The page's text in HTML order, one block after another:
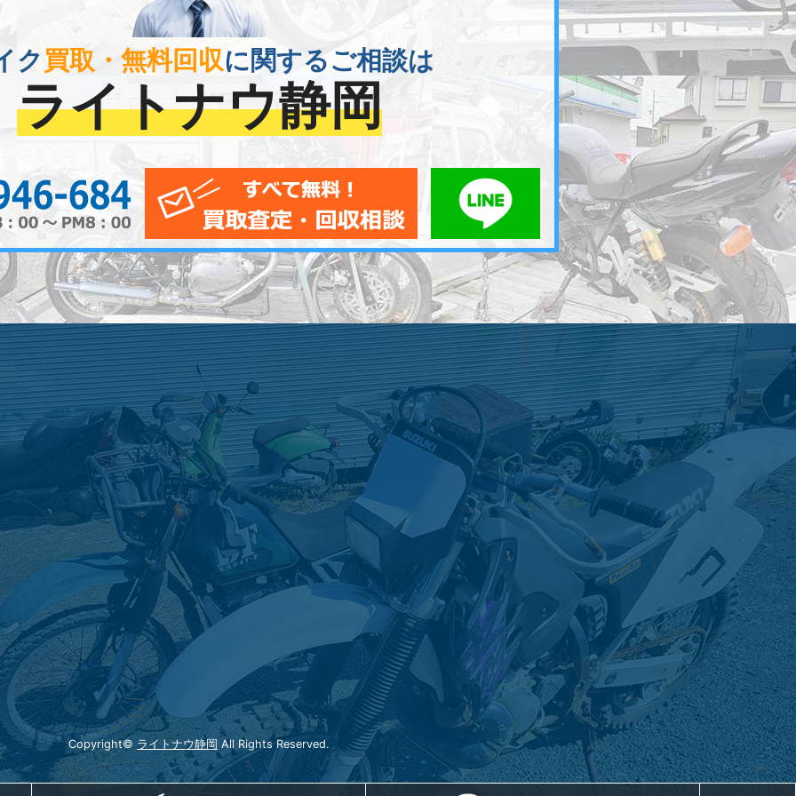
ク 買取・無料回収に関するご相談は
ライトナウ静岡
0120-956-684 メールでお問い合わせLINEでお問い合わせ
Copyright© ライトナウ静岡 All Rights Reserved.
メールでお問い合わせ